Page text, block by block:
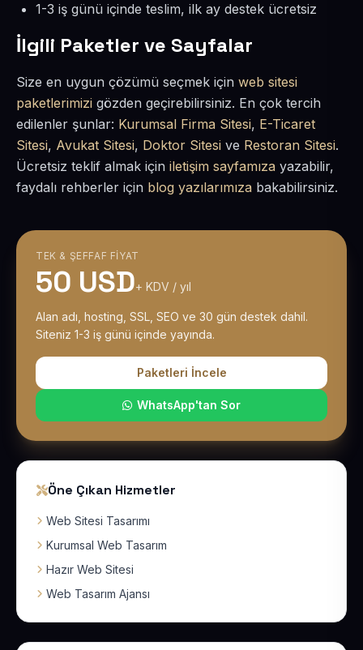
1-3 iş günü içinde teslim, ilk ay destek ücretsiz
İlgili Paketler ve Sayfalar
Size en uygun çözümü seçmek için web sitesi
paketlerimizi gözden geçirebilirsiniz. En çok tercih
edilenler şunlar: Kurumsal Firma Sitesi, E-Ticaret
Sitesi, Avukat Sitesi, Doktor Sitesi ve Restoran Sitesi.
Ücretsiz teklif almak için iletişim sayfamıza yazabilir,
faydalı rehberler için blog yazılarımıza bakabilirsiniz.
TEK & ŞEFFAF FIYAT
50 USD+ KDV / yıl
Alan adı, hosting, SSL, SEO ve 30 gün destek dahil.
Siteniz 1-3 iş günü içinde yayında.
Paketleri İncele
WhatsApp'tan Sor
Öne Çıkan Hizmetler
Web Sitesi Tasarımı
Kurumsal Web Tasarım
Hazır Web Sitesi
Web Tasarım Ajansı